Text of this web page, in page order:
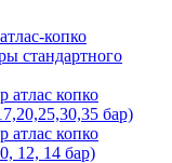
копко
стандартного
атлас копко
бар)
атлас копко
12, 14 бар)